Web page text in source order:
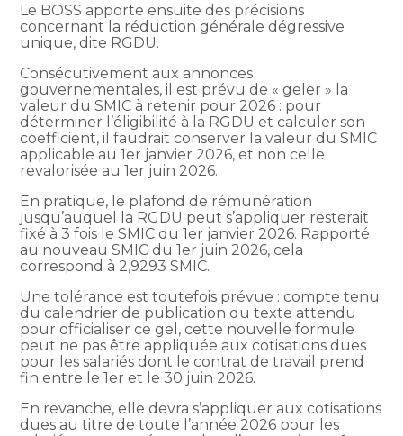
Le BOSS apporte ensuite des précisions
concernant la réduction générale dégressive
unique, dite RGDU.
Consécutivement aux annonces
gouvernementales, il est prévu de « geler » la
valeur du SMIC à retenir pour 2026 : pour
déterminer l’éligibilité à la RGDU et calculer son
coefficient, il faudrait conserver la valeur du SMIC
applicable au 1er janvier 2026, et non celle
revalorisée au 1er juin 2026.
En pratique, le plafond de rémunération
jusqu’auquel la RGDU peut s’appliquer resterait
fixé à 3 fois le SMIC du 1er janvier 2026. Rapporté
au nouveau SMIC du 1er juin 2026, cela
correspond à 2,9293 SMIC.
Une tolérance est toutefois prévue : compte tenu
du calendrier de publication du texte attendu
pour officialiser ce gel, cette nouvelle formule
peut ne pas être appliquée aux cotisations dues
pour les salariés dont le contrat de travail prend
fin entre le 1er et le 30 juin 2026.
En revanche, elle devra s’appliquer aux cotisations
dues au titre de toute l’année 2026 pour les